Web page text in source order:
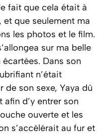
fait que cela était à
que seulement ma
les photos et le film.
sur ma belle
Dans son
n’était
de son sexe, Yaya dû
d’y entrer son
ouverte et les
s’accélérait au fur et